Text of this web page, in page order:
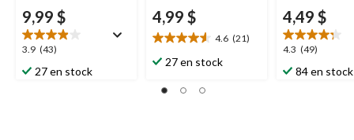
9,99 $
3.9 (43)
3.9
étoile(s)
sur
27 en stock
4,99 $
4.6 (21)
4.6
étoile(s)
5.
27 en stock
4,49 $
4.3 (49)
4.3
étoile(s)
sur
84 en stock